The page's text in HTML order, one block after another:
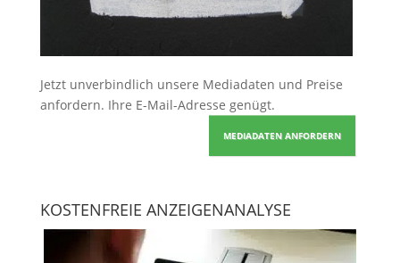
Jetzt unverbindlich unsere Mediadaten und Preise
anfordern. Ihre E-Mail-Adresse genügt.
MEDIADATEN ANFORDERN
KOSTENFREIE ANZEIGENANALYSE